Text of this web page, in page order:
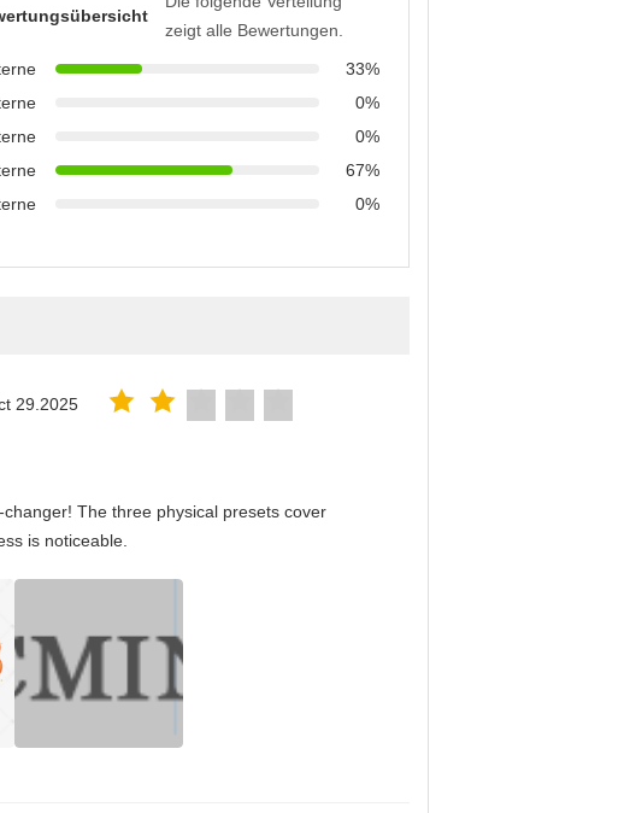
zeigt alle Bewertungen.
33%
0%
0%
67%
0%
29.2025
The three physical presets cover
is noticeable.